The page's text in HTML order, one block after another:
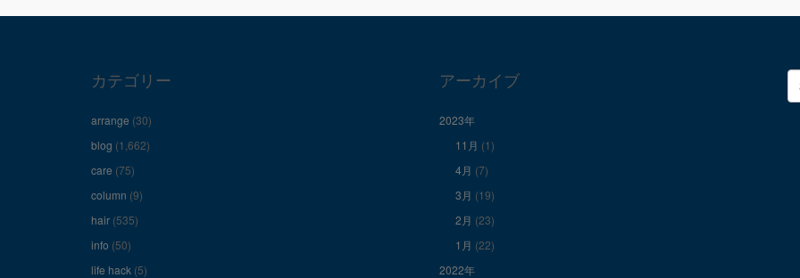
カテゴリー
arrange (30)
blog (1,662)
care (75)
column (9)
hair (535)
info (50)
life hack (5)
アーカイブ
2023年
11月 (1)
4月 (7)
3月 (19)
2月 (23)
1月 (22)
2022年
検
索: